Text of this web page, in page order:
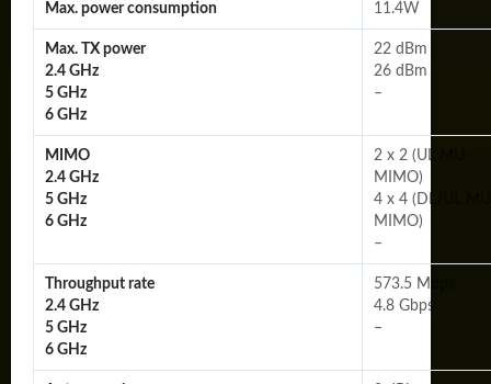
Max. power consumption 11.4W
Max. TX power
2.4 GHz
5 GHz
6 GHz
22 dBm
26 dBm
–
MIMO
2.4 GHz
5 GHz
6 GHz
2 x 2 (UL MU-
MIMO)
4 x 4 (DL/UL
MIMO)
–
Throughput rate
2.4 GHz
5 GHz
6 GHz
573.5 Mbps
4.8 Gbps
–